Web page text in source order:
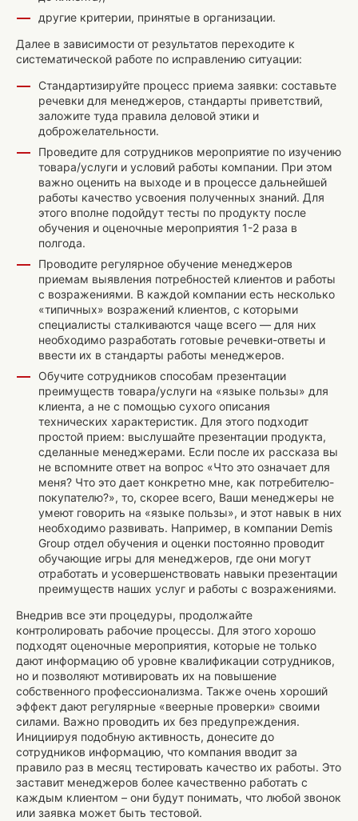
другие критерии, принятые в организации.
Далее в зависимости от результатов переходите к
систематической работе по исправлению ситуации:
Стандартизируйте процесс приема заявки: составьте
речевки для менеджеров, стандарты приветствий,
заложите туда правила деловой этики и
доброжелательности.
Проведите для сотрудников мероприятие по изучению
товара/услуги и условий работы компании. При этом
важно оценить на выходе и в процессе дальнейшей
работы качество усвоения полученных знаний. Для
этого вполне подойдут тесты по продукту после
обучения и оценочные мероприятия 1-2 раза в
полгода.
Проводите регулярное обучение менеджеров
приемам выявления потребностей клиентов и работы
с возражениями. В каждой компании есть несколько
«типичных» возражений клиентов, с которыми
специалисты сталкиваются чаще всего — для них
необходимо разработать готовые речевки-ответы и
ввести их в стандарты работы менеджеров.
Обучите сотрудников способам презентации
преимуществ товара/услуги на «языке пользы» для
клиента, а не с помощью сухого описания
технических характеристик. Для этого подходит
простой прием: выслушайте презентации продукта,
сделанные менеджерами. Если после их рассказа вы
не вспомните ответ на вопрос «Что это означает для
меня? Что это дает конкретно мне, как потребителю-
покупателю?», то, скорее всего, Ваши менеджеры не
умеют говорить на «языке пользы», и этот навык в них
необходимо развивать. Например, в компании Demis
Group отдел обучения и оценки постоянно проводит
обучающие игры для менеджеров, где они могут
отработать и усовершенствовать навыки презентации
преимуществ наших услуг и работы с возражениями.
Внедрив все эти процедуры, продолжайте
контролировать рабочие процессы. Для этого хорошо
подходят оценочные мероприятия, которые не только
дают информацию об уровне квалификации сотрудников,
но и позволяют мотивировать их на повышение
собственного профессионализма. Также очень хороший
эффект дают регулярные «веерные проверки» своими
силами. Важно проводить их без предупреждения.
Инициируя подобную активность, донесите до
сотрудников информацию, что компания вводит за
правило раз в месяц тестировать качество их работы. Это
заставит менеджеров более качественно работать с
каждым клиентом – они будут понимать, что любой звонок
или заявка может быть тестовой.